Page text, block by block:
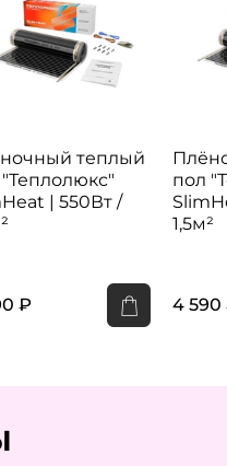
теплый
| 550Вт /
₽
пол
1,5м²
4 590